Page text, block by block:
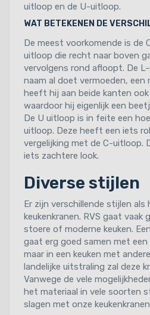
uitloop en de U-uitloop.
WAT BETEKENEN DE
De meest voorkomende is de
uitloop die recht naar boven
vervolgens rond afloopt. De
naam al doet vermoeden, een
heeft hij aan beide kanten
waardoor hij eigenlijk een
De U uitloop is in feite een
uitloop. Deze heeft een iets
vergelijking met de C-uitloop.
iets zachtere look.
Diverse stijlen
Er zijn verschillende stijlen als
keukenkranen. RVS gaat vaak
stoere of moderne keuken.
gaat erg goed samen met
maar in een keuken met
landelijke uitstraling zal deze
Vanwege de vele
het materiaal in vele soorten
slagen met onze